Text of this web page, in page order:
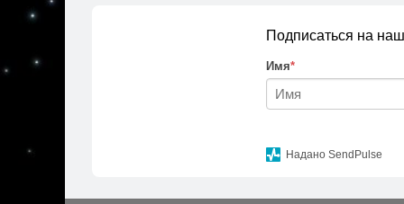
Подписаться на
Имя*
Надано SendPulse